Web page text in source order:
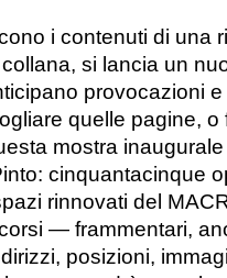
i contenuti di una
si lancia un
provocazioni
quelle pagine, o
mostra
cinquantacinque
rinnovati del
— frammentari,
posizioni,